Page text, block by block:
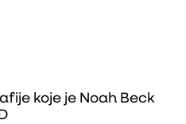
koje je Noah Beck